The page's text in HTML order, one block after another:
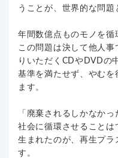
うことが、世界的な問題
年間数億点ものモノを循
この問題は決して他人
りいただくCDやDVDの
基準を満たせず、やむを
ます。
「廃棄されるしかなか
社会に循環させること
生まれたのが、再生プ
す。